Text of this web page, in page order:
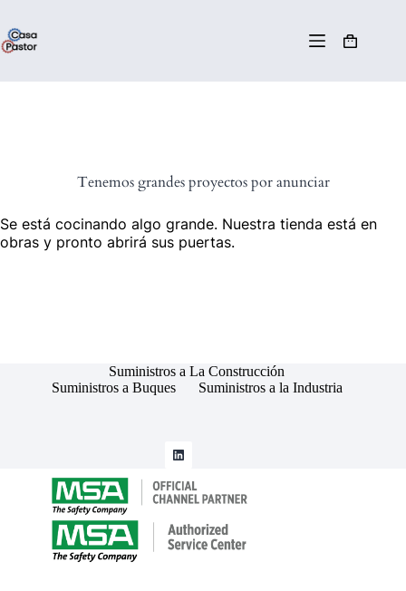
Tenemos grandes proyectos por anunciar
Se está cocinando algo grande. Nuestra tienda está en
obras y pronto abrirá sus puertas.
Suministros a La Construcción
Suministros a Buques
Suministros a la Industria